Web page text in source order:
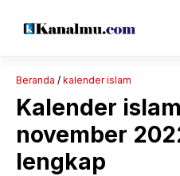
Beranda / kalender islam
Kalender
november
lengkap